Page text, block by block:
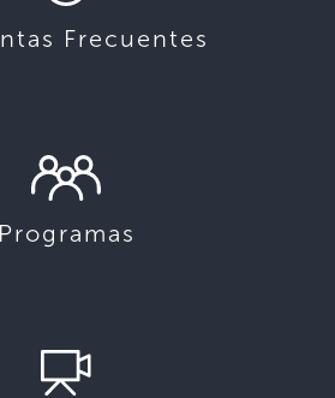
Frecuentes
Programas